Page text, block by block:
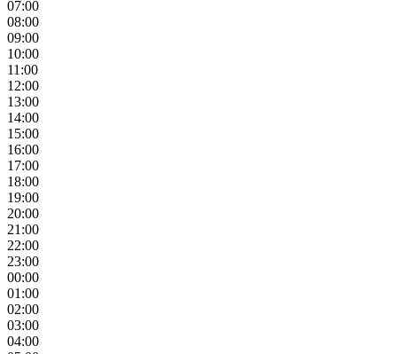
07:00
08:00
09:00
10:00
11:00
12:00
13:00
14:00
15:00
16:00
17:00
18:00
19:00
20:00
21:00
22:00
23:00
00:00
01:00
02:00
03:00
04:00